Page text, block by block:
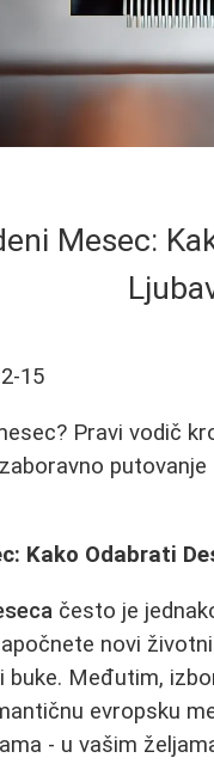
Mesec:
15
Pravi vodič
Kako Odabrati
često je
novi
buke. Međutim,
evropsku
- u vašim